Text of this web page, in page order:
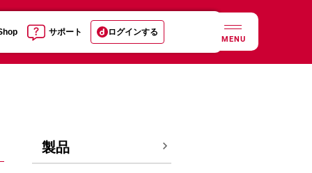
サポート ログインする
MENU
製品